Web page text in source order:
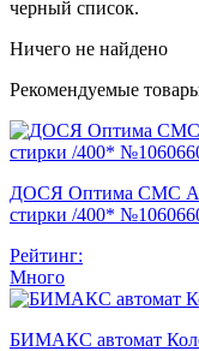
черный список.
Ничего не найдено
Рекомендуемые
ДОСЯ Оптима СМС
стирки /400*
Рейтинг:
Много
БИМАКС автомат